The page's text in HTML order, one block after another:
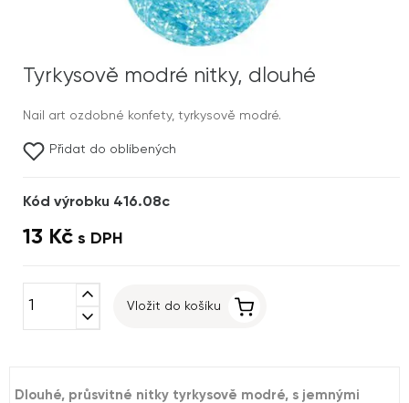
Tyrkysově modré nitky, dlouhé
Nail art ozdobné konfety, tyrkysově modré.
Přidat do oblíbených
Kód výrobku 416.08c
13 Kč s DPH
expand_less
expand_more
Vložit do košíku
Dlouhé, průsvitné nitky tyrkysově modré, s jemnými